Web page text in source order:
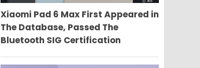
Xiaomi Pad 6 Max First Appeared in
The Database, Passed The
Bluetooth SIG Certification